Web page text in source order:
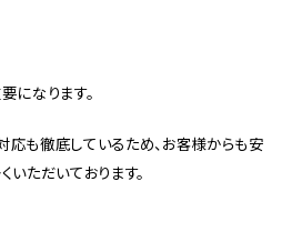
になります。
も徹底しているため、お客様からも安
ただいております。